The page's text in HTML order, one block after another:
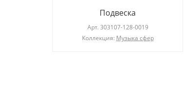
Подвеска
Арт. 303107-128-0019
Коллекция: Музыка сфер